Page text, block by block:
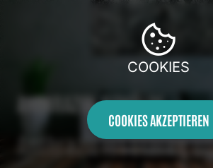
ANTHRAZITE GEMÄLDE
Anthrazit ist Stärke
COOKIES
COOKIES AKZEPTIEREN